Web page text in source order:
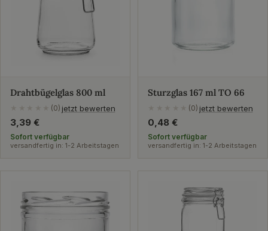
Drahtbügelglas 800 ml
(0) jetzt bewerten
Regulärer
Preis
3,39 €
Sofort verfügbar
versandfertig in: 1-2 Arbeitstagen
Sturzglas 167 ml TO 66
(0) jetzt bewerten
Regulärer
Preis
0,48 €
Sofort verfügbar
versandfertig in: 1-2 Arbeitstagen